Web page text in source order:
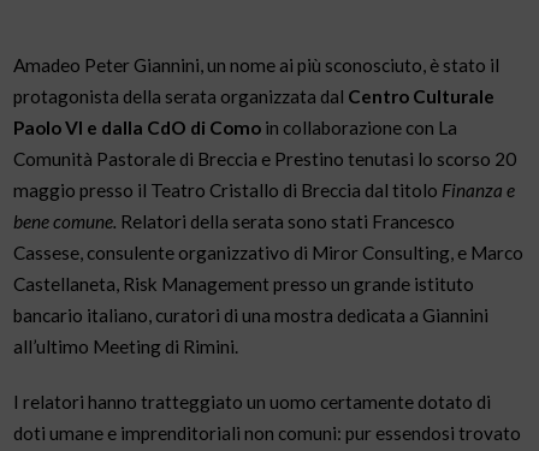
Amadeo Peter Giannini, un nome ai più sconosciuto, è stato il
protagonista della serata organizzata dal Centro Culturale
Paolo VI e dalla CdO di Como in collaborazione con La
Comunità Pastorale di Breccia e Prestino tenutasi lo scorso 20
maggio presso il Teatro Cristallo di Breccia dal titolo Finanza e
bene comune. Relatori della serata sono stati Francesco
Cassese, consulente organizzativo di Miror Consulting, e Marco
Castellaneta, Risk Management presso un grande istituto
bancario italiano, curatori di una mostra dedicata a Giannini
all’ultimo Meeting di Rimini.
I relatori hanno tratteggiato un uomo certamente dotato di
doti umane e imprenditoriali non comuni: pur essendosi trovato